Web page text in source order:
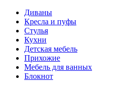
Диваны
Кресла и пуфы
Стулья
Кухни
Детская мебель
Прихожие
Мебель для ванных
Блокнот